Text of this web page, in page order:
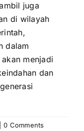
juga
di wilayah
dalam
menjadi
dan
0 Comments